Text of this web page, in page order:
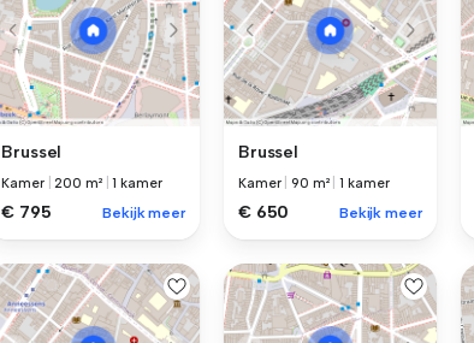
Brussel
Kamer |200 m² |1 kamer
€ 795 Bekijk meer
Brussel
Kamer |90 m² |1 kamer
€ 650 Bekijk meer